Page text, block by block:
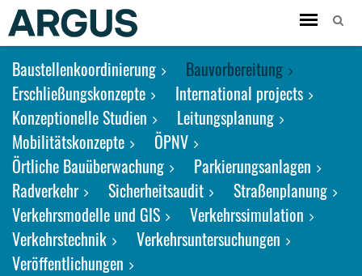
Toggle
Baustellenkoordinierung
Bauvorbereitung
Erschließungskonzepte
International projects
Konzeptionelle Studien
Leitungsplanung
Mobilitätskonzepte
ÖPNV
Örtliche Bauüberwachung
Parkierungsanlagen
Radverkehr
Sicherheitsaudit
Straßenplanung
Verkehrsmodelle und GIS
Verkehrssimulation
Verkehrstechnik
Verkehrsuntersuchungen
Veröffentlichungen